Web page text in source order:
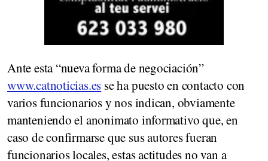
Ante esta “nueva forma de negociación”
www.catnoticias.es se ha puesto en contacto con
varios funcionarios y nos indican, obviamente
manteniendo el anonimato informativo que, en
caso de confirmarse que sus autores fueran
funcionarios locales, estas actitudes no van a